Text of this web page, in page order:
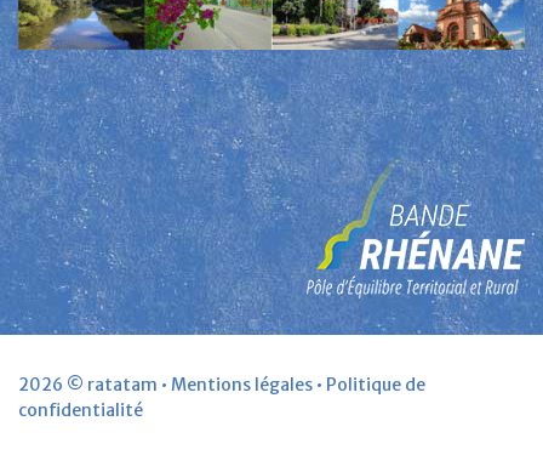
2026 © ratatam • Mentions légales • Politique de
confidentialité